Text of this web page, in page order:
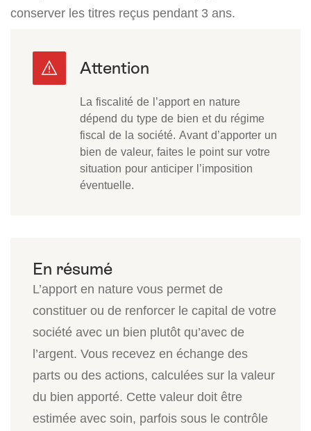
conserver les titres reçus pendant 3 ans.
La fiscalité de l’apport en nature
dépend du type de bien et du régime
fiscal de la société. Avant d’apporter un
bien de valeur, faites le point sur votre
situation pour anticiper l’imposition
éventuelle.
L’apport en nature vous permet de
constituer ou de renforcer le capital de votre
société avec un bien plutôt qu’avec de
l’argent. Vous recevez en échange des
parts ou des actions, calculées sur la valeur
du bien apporté. Cette valeur doit être
estimée avec soin, parfois sous le contrôle